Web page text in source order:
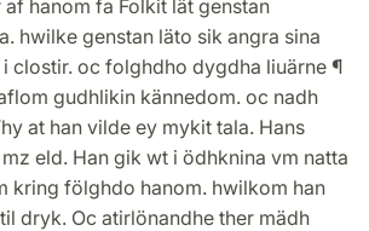
hanom fa Folkit lät genstan
hwilke genstan läto sik angra sina
clostir. oc folghdho dygdha liuärne ¶
gudhlikin kännedom. oc nadh
at han vilde ey mykit tala. Hans
eld. Han gik wt i ödhknina vm natta
kring fölghdo hanom. hwilkom han
dryk. Oc atirlönandhe ther mädh